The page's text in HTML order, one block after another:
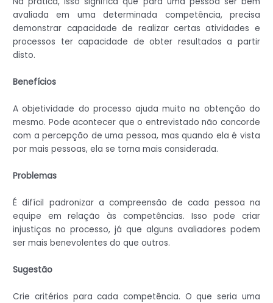
avaliada em uma determinada competência, precisa
demonstrar capacidade de realizar certas atividades e
processos ter capacidade de obter resultados a partir
disto.
Benefícios
A objetividade do processo ajuda muito na obtenção do
mesmo. Pode acontecer que o entrevistado não concorde
com a percepção de uma pessoa, mas quando ela é vista
por mais pessoas, ela se torna mais considerada.
Problemas
É difícil padronizar a compreensão de cada pessoa na
equipe em relação às competências. Isso pode criar
injustiças no processo, já que alguns avaliadores podem
ser mais benevolentes do que outros.
Sugestão
Crie critérios para cada competência. O que seria uma